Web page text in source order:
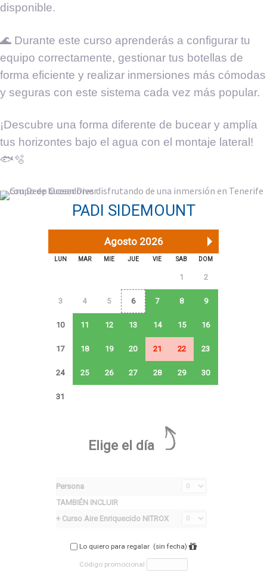
disponible.
🌊 Durante este curso aprenderás a configurar tu
equipo correctamente, gestionar tus botellas de
forma eficiente y realizar inmersiones más cómodas
y seguras con este sistema cada vez más popular.
¡Descubre una forma diferente de bucear y amplía
tus horizontes bajo el agua con el montaje lateral!
🐟🫧